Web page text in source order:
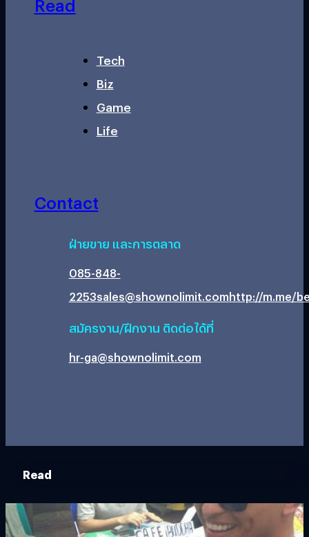
Read
Tech
Biz
Game
Life
Contact
ฝ่ายขาย และการตลาด
085-848-
2253sales@shownolimit.comhttp://m.me/
สมัครงาน/ฝึกงาน ติดต่อได้ที่
hr-ga@shownolimit.com
Read